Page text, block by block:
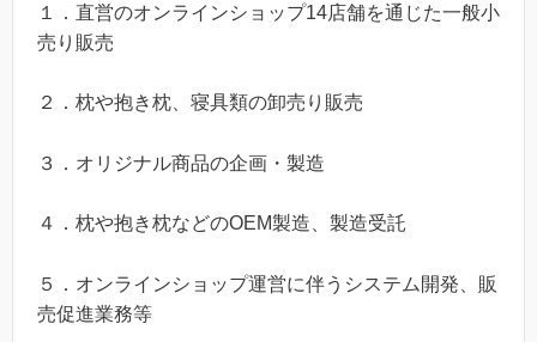
１．直営のオンラインショップ14店舗を通じた一般小
売り販売
２．枕や抱き枕、寝具類の卸売り販売
３．オリジナル商品の企画・製造
４．枕や抱き枕などのOEM製造、製造受託
５．オンラインショップ運営に伴うシステム開発、販
売促進業務等